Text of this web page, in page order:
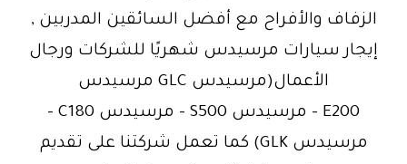
الزفاف والأفراح مع أفضل السائقين المدربين ,
إيجار سيارات مرسيدس شهريًا للشركات ورجال
الأعمال(مرسيدس GLC مرسيدس
E200 – مرسيدس S500 – مرسيدس C180 –
مرسيدس GLK) كما تعمل شركتنا على تقديم